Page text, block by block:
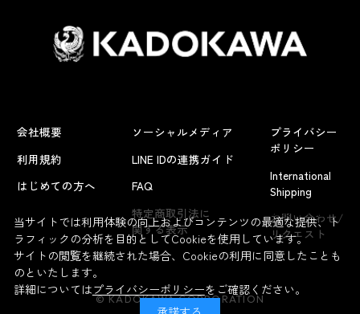
よくあるお問い合わせ
会社概要
利用規約
はじめての方へ
ソーシャルメディア
LINE IDの連携ガイド
FAQ
特定商取引法に
関する表示
プライバシー
ポリシー
International
Shipping
お問い合わせ/
リクエスト
© KADOKAWA CORPORATION
当サイトでは利用体験の向上およびコンテンツの最適な提供、ト
ラフィックの分析を目的としてCookieを使用しています。
サイトの閲覧を継続された場合、Cookieの利用に同意したことも
のといたします。
詳細についてはプライバシーポリシーをご確認ください。